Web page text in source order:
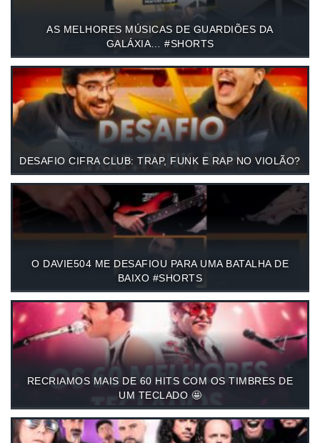
AS MELHORES MÚSICAS DE GUARDIÕES DA
GALÁXIA… #SHORTS
DESAFIO CIFRA CLUB: TRAP, FUNK E RAP NO VIOLÃO?
O DAVIE504 ME DESAFIOU PARA UMA BATALHA DE
BAIXO #SHORTS
RECRIAMOS MAIS DE 60 HITS COM OS TIMBRES DE
UM TECLADO 🤩